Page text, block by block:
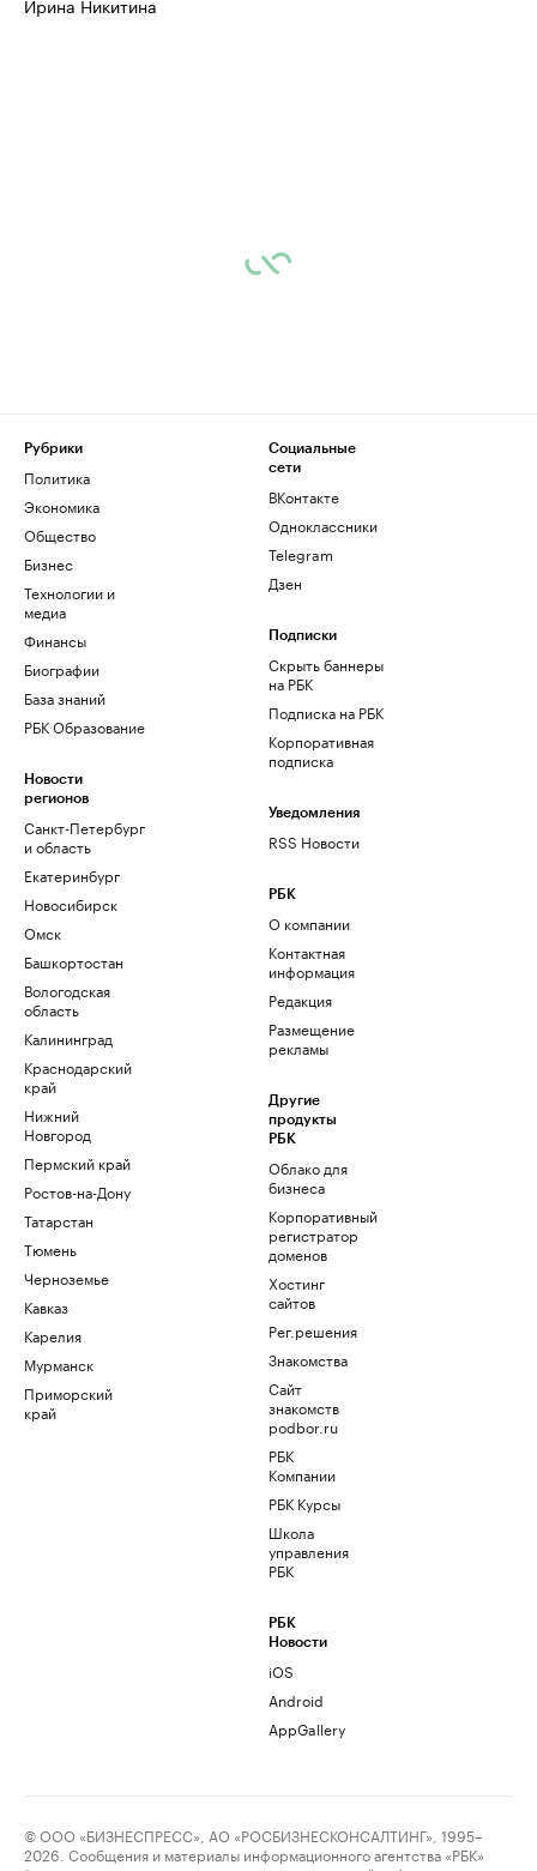
Рубрики
Политика
Экономика
Общество
Бизнес
Технологии и
медиа
Финансы
Биографии
База знаний
РБК Образование
Новости
регионов
Санкт-Петербург
и область
Екатеринбург
Новосибирск
Омск
Башкортостан
Вологодская
область
Калининград
Краснодарский
край
Нижний
Новгород
Пермский край
Ростов-на-Дону
Татарстан
Тюмень
Черноземье
Кавказ
Карелия
Мурманск
Приморский
край
Социальные
сети
ВКонтакте
Одноклассники
Telegram
Дзен
Подписки
Скрыть баннеры
на РБК
Подписка на РБК
Корпоративная
подписка
Уведомления
RSS Новости
РБК
О компании
Контактная
информация
Редакция
Размещение
рекламы
Другие
продукты
РБК
Облако для
бизнеса
Корпоративный
регистратор
доменов
Хостинг
сайтов
Рег.решения
Знакомства
Сайт
знакомств
podbor.ru
РБК
Компании
РБК Курсы
Школа
управления
РБК
РБК
Новости
iOS
Android
AppGallery
© ООО «БИЗНЕСПРЕСС», АО «РОСБИЗНЕСКОНСАЛТИНГ», 1995–
2026. Сообщения и материалы информационного агентства «РБК»